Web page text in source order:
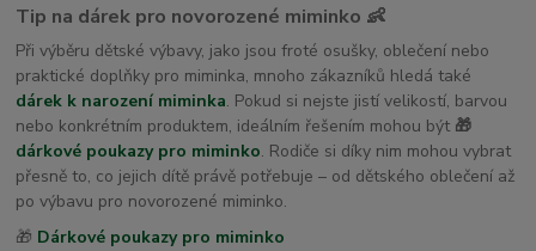
Tip na dárek pro novorozené miminko 👶
Při výběru dětské výbavy, jako jsou froté osušky, oblečení nebo
praktické doplňky pro miminka, mnoho zákazníků hledá také
dárek k narození miminka. Pokud si nejste jistí velikostí, barvou
nebo konkrétním produktem, ideálním řešením mohou být 🎁
dárkové poukazy pro miminko. Rodiče si díky nim mohou vybrat
přesně to, co jejich dítě právě potřebuje – od dětského oblečení až
po výbavu pro novorozené miminko.
🎁 Dárkové poukazy pro miminko